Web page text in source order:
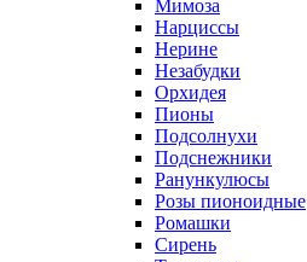
Мимоза
Нарциссы
Нерине
Незабудки
Орхидея
Пионы
Подсолнухи
Подснежники
Ранункулюсы
Розы пионоидные
Ромашки
Сирень